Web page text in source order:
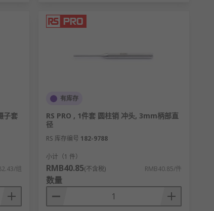
子套
组
有库存
RS PRO , 1件套 圆柱销 冲头, 3mm柄部直
径
RS 库存编号 182-9788
小计（1 件）
RMB40.85(不含税) RMB40.85/件
数量